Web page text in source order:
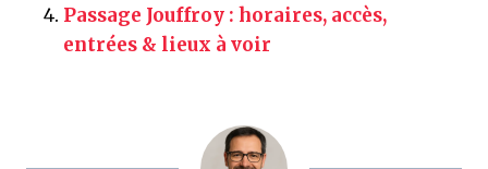
Passage Jouffroy : horaires, accès,
entrées & lieux à voir